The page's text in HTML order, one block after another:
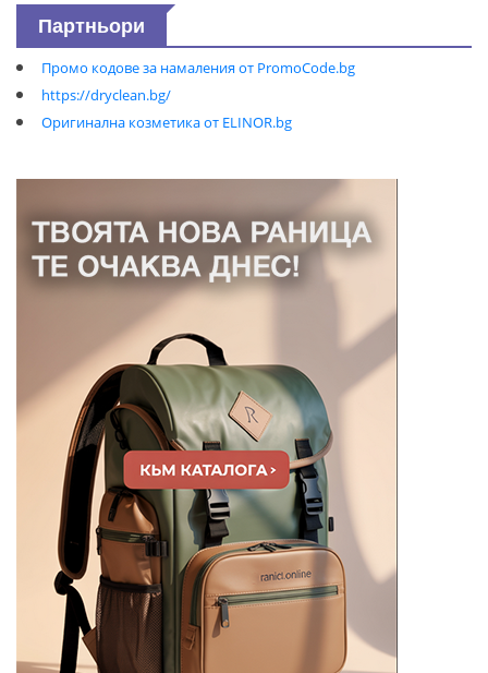
Партньори
Промо кодове за намаления от PromoCode.bg
https://dryclean.bg/
Оригинална козметика от ELINOR.bg